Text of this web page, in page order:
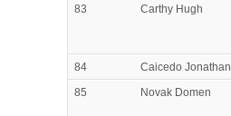
83 Carthy Hugh
84 Caicedo Jonathan
85
Novak Domen